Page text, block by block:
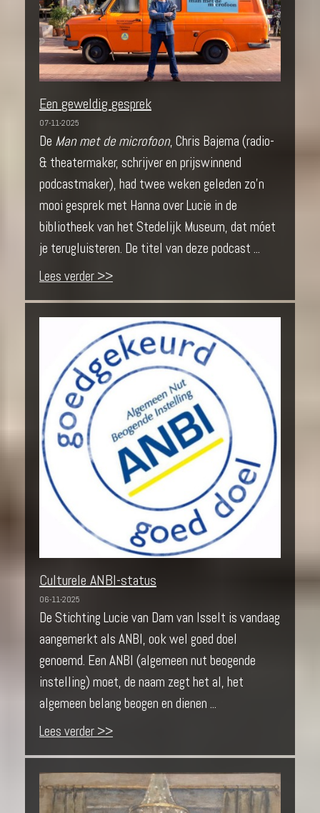
Een geweldig gesprek
07-11-2025
De Man met de microfoon, Chris Bajema (radio-
& theatermaker, schrijver en prijswinnend
podcastmaker), had twee weken geleden zo’n
mooi gesprek met Hanna over Lucie in de
bibliotheek van het Stedelijk Museum, dat móet
je terugluisteren. De titel van deze podcast ...
Lees verder >>
Culturele ANBI-status
06-11-2025
De Stichting Lucie van Dam van Isselt is vandaag
aangemerkt als ANBI, ook wel goed doel
genoemd. Een ANBI (algemeen nut beogende
instelling) moet, de naam zegt het al, het
algemeen belang beogen en dienen ...
Lees verder >>